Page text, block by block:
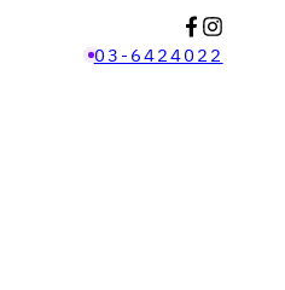
03-6424022